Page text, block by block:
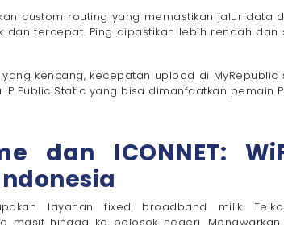
custom routing yang memastikan jalur data
tercepat. Ping dipastikan lebih rendah dan
kencang, kecepatan upload di
Public Static yang bisa dimanfaatkan pemain
dan ICONNET:
layanan fixed broadband milik